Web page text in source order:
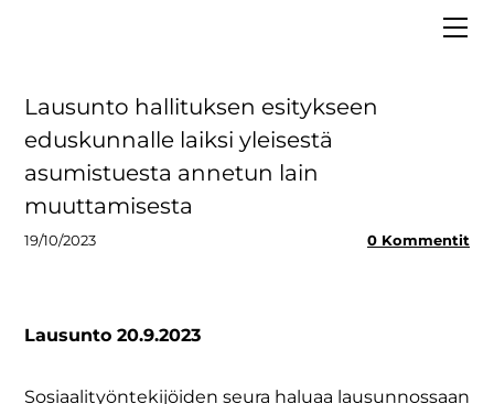
Lausunto hallituksen esitykseen
eduskunnalle laiksi yleisestä
asumistuesta annetun lain
muuttamisesta
19/10/2023 0 Kommentit
Lausunto 20.9.2023
Sosiaalityöntekijöiden seura haluaa lausunnossaan
Strategia
Säännöt ja tietosuoja
LIITY JÄSENEKSI